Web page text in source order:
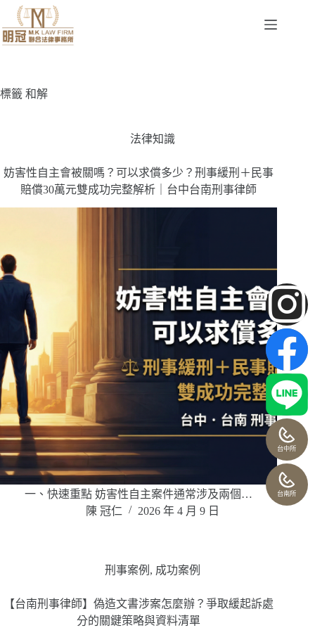
標籤 和解
法律知識
妨害性自主會被關嗎？可以求償多少？刑事緩刑＋民事
賠償30萬元雙成功完整解析｜台中台南刑事律師
一、快速重點 妨害性自主案件通常涉及兩個…
陳 冠仁
2026 年 4 月 9 日
刑事案例 , 成功案例
【台南刑事律師】偽造文書涉案怎麼辦？爭取緩起訴處
分的關鍵策略與資料清單
台中所
台南所